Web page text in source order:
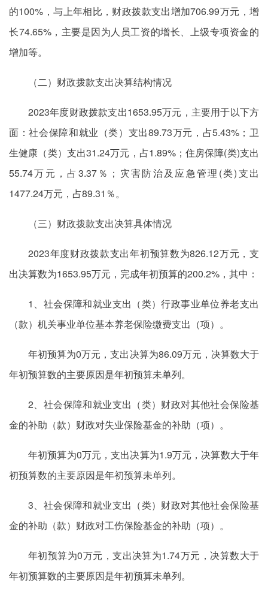
的100%，与上年相比，财政拨款支出增加706.99万元，增
长74.65%，主要是因为人员工资的增长、上级专项资金的
增加等。
（二）财政拨款支出决算结构情况
2023年度财政拨款支出1653.95万元，主要用于以下方
面：社会保障和就业（类）支出89.73万元，占5.43%；卫
生健康（类）支出31.24万元，占1.89%；住房保障(类)支出
55.74万元，占3.37％；灾害防治及应急管理(类)支出
1477.24万元，占89.31％。
（三）财政拨款支出决算具体情况
2023年度财政拨款支出年初预算数为826.12万元，支
出决算数为1653.95万元，完成年初预算的200.2%，其中：
1、社会保障和就业支出（类）行政事业单位养老支出
（款）机关事业单位基本养老保险缴费支出（项）。
年初预算为0万元，支出决算为86.09万元，决算数大于
年初预算数的主要原因是年初预算未单列。
2、社会保障和就业支出（类）财政对其他社会保险基
金的补助（款）财政对失业保险基金的补助（项）。
年初预算为0万元，支出决算为1.9万元，决算数大于年
初预算数的主要原因是年初预算未单列。
3、社会保障和就业支出（类）财政对其他社会保险基
金的补助（款）财政对工伤保险基金的补助（项）。
年初预算为0万元，支出决算为1.74万元，决算数大于
年初预算数的主要原因是年初预算未单列。